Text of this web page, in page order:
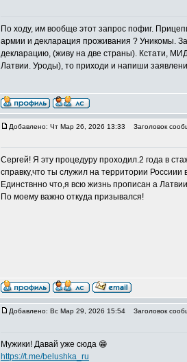
По ходу, им вообще этот запрос пофиг.
армии и декларация проживания ? Уникомы.
декларацию, (живу на две страны). Кстати,
Латвии. Уроды), то приходи и напиши
Добавлено: Чт Мар 26, 2026 13:33 Заголовок
Сергей! Я эту процедуру проходил.2 года в
справку,что ты служил на территории
Единствнно что,я всю жизнь прописан а
По моему важно откуда призывался!
Добавлено: Вс Мар 29, 2026 15:54 Заголовок
Мужики! Давай уже сюда 😁
https://t.me/belushka_ru